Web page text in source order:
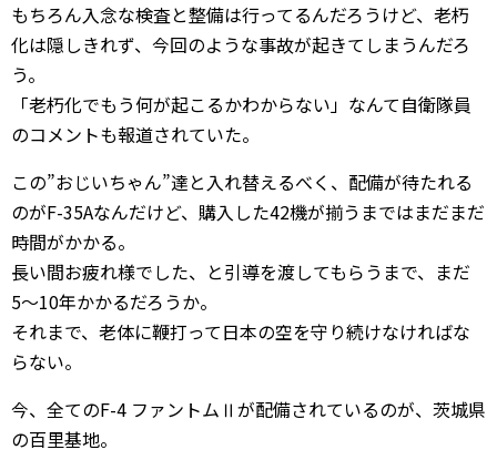
もちろん入念な検査と整備は行ってるんだろうけど、老朽
化は隠しきれず、今回のような事故が起きてしまうんだろ
う。
「老朽化でもう何が起こるかわからない」なんて自衛隊員
のコメントも報道されていた。
この”おじいちゃん”達と入れ替えるべく、配備が待たれる
のがF-35Aなんだけど、購入した42機が揃うまではまだまだ
時間がかかる。
長い間お疲れ様でした、と引導を渡してもらうまで、まだ
5〜10年かかるだろうか。
それまで、老体に鞭打って日本の空を守り続けなければな
らない。
今、全てのF-4 ファントムⅡが配備されているのが、茨城県
の百里基地。